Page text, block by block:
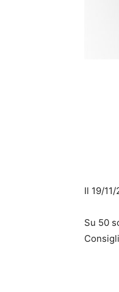
Il 19/
Su 50